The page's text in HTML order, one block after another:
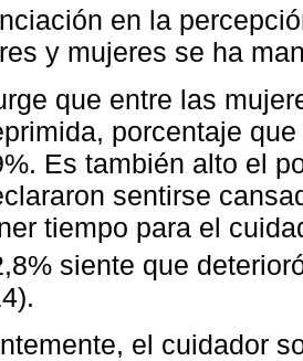
en la
y mujeres se ha
que entre las
porcentaje
Es también alto el
sentirse
tiempo para el
siente que
el cuidador